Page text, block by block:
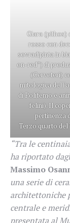
Giara (pithos)
rosso con
sovradipinta in
on-red”) di
(Cerveteri)
mitologica
di Polifemo e
felini). Il
pertinenza
Terzo quarto del
“Tra le
ha riportato
Massimo
una serie di
architettoniche
centrale e
presentata al